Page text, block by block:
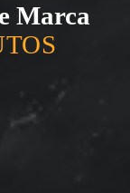
Marca